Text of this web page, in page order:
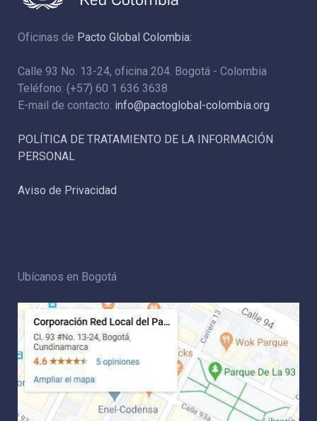
Oficinas de Pacto Global Colombia:
Calle 93 No. 13-24, oficina 204. Bogotá - Colombia
Teléfono: (+57) 60 1 636 3638
E-mail de contacto: info@pactoglobal-colombia.org
POLÍTICA DE TRATAMIENTO DE LA INFORMACIÓN
PERSONAL
Aviso de Privacidad
Ubícanos en Bogotá